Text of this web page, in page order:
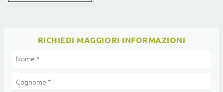
RICHIEDI MAGGIORI INFORMAZIONI